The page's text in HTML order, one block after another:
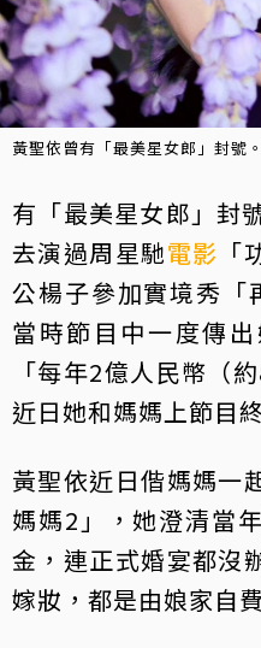
黃聖依曾有「最美星女郎」封號
有「最美星女郎」封
去演過周星馳電影
公楊子參加實境秀「
當時節目中一度傳
「每年2億人民幣（
近日她和媽媽上節目
黃聖依近日偕媽媽一
媽媽2」，她澄清當
金，連正式婚宴都沒
嫁妝，都是由娘家自